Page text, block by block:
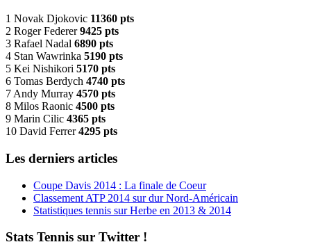
1 Novak Djokovic 11360 pts
2 Roger Federer9425 pts
3 Rafael Nadal 6890 pts
4 Stan Wawrinka 5190 pts
5 Kei Nishikori 5170 pts
6 Tomas Berdych 4740 pts
7 Andy Murray 4570 pts
8 Milos Raonic 4500 pts
9 Marin Cilic 4365 pts
10 David Ferrer4295 pts
Les derniers articles
Coupe Davis 2014 : La finale de Coeur
Classement ATP 2014 sur dur Nord-Américain
Statistiques tennis sur Herbe en 2013 & 2014
Stats Tennis sur Twitter !